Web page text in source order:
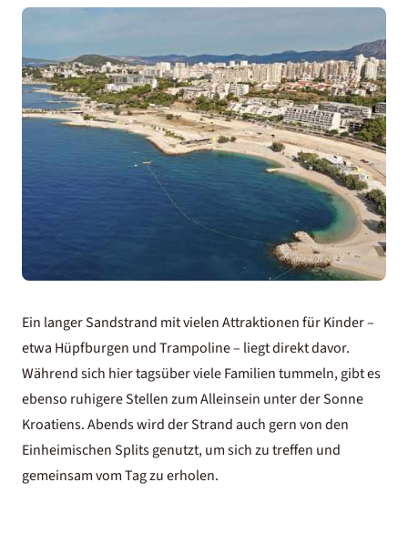
Ein langer Sandstrand mit vielen Attraktionen für Kinder –
etwa Hüpfburgen und Trampoline – liegt direkt davor.
Während sich hier tagsüber viele Familien tummeln, gibt es
ebenso ruhigere Stellen zum Alleinsein unter der Sonne
Kroatiens. Abends wird der Strand auch gern von den
Einheimischen Splits genutzt, um sich zu treffen und
gemeinsam vom Tag zu erholen.